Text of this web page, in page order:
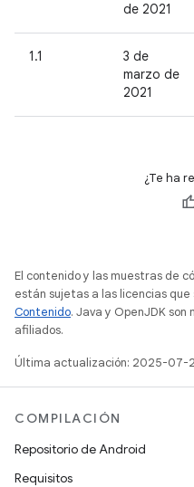
de 2021
1.1
3 de
marzo de
2021
¿Te ha
El contenido y las muestras de
están sujetas a las licencias que
Contenido. Java y OpenJDK
afiliados.
Última actualización: 2025-07-
COMPILACIÓN
Repositorio de Android
Requisitos